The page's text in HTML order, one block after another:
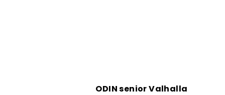
ODIN senior Valhalla